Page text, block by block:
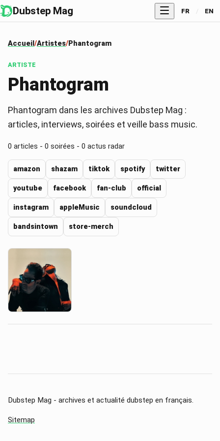
Dubstep Mag FR / EN
Accueil Artistes Phantogram
ARTISTE
Phantogram
Phantogram dans les archives Dubstep Mag :
articles, interviews, soirées et veille bass music.
0 articles - 0 soirées - 0 actus radar
amazon shazam tiktok spotify twitter
youtube facebook fan-club official
instagram appleMusic soundcloud
bandsintown store-merch
Dubstep Mag - archives et actualité dubstep en français.
Sitemap